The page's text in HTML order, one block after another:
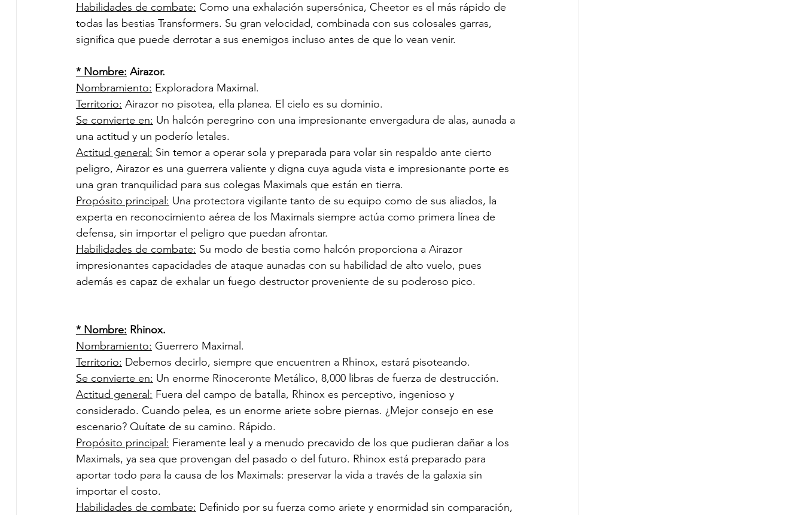
Habilidades de combate: Como una exhalación supersónica, Cheetor es el más rápido de
todas las bestias Transformers. Su gran velocidad, combinada con sus colosales garras,
significa que puede derrotar a sus enemigos incluso antes de que lo vean venir.
* Nombre: Airazor.
Nombramiento: Exploradora Maximal.
Territorio: Airazor no pisotea, ella planea. El cielo es su dominio.
Se convierte en: Un halcón peregrino con una impresionante envergadura de alas, aunada a
una actitud y un poderío letales.
Actitud general: Sin temor a operar sola y preparada para volar sin respaldo ante cierto
peligro, Airazor es una guerrera valiente y digna cuya aguda vista e impresionante porte es
una gran tranquilidad para sus colegas Maximals que están en tierra.
Propósito principal: Una protectora vigilante tanto de su equipo como de sus aliados, la
experta en reconocimiento aérea de los Maximals siempre actúa como primera línea de
defensa, sin importar el peligro que puedan afrontar.
Habilidades de combate: Su modo de bestia como halcón proporciona a Airazor
impresionantes capacidades de ataque aunadas con su habilidad de alto vuelo, pues
además es capaz de exhalar un fuego destructor proveniente de su poderoso pico.
* Nombre: Rhinox.
Nombramiento: Guerrero Maximal.
Territorio: Debemos decirlo, siempre que encuentren a Rhinox, estará pisoteando.
Se convierte en: Un enorme Rinoceronte Metálico, 8,000 libras de fuerza de destrucción.
Actitud general: Fuera del campo de batalla, Rhinox es perceptivo, ingenioso y
considerado. Cuando pelea, es un enorme ariete sobre piernas. ¿Mejor consejo en ese
escenario? Quítate de su camino. Rápido.
Propósito principal: Fieramente leal y a menudo precavido de los que pudieran dañar a los
Maximals, ya sea que provengan del pasado o del futuro. Rhinox está preparado para
aportar todo para la causa de los Maximals: preservar la vida a través de la galaxia sin
importar el costo.
Habilidades de combate: Definido por su fuerza como ariete y enormidad sin comparación,